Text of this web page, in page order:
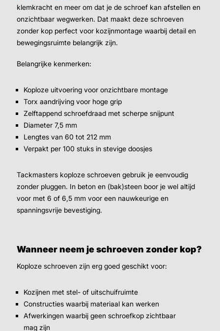
klemkracht en meer om dat je de schroef kan afstellen en
onzichtbaar wegwerken. Dat maakt deze schroeven
zonder kop perfect voor kozijnmontage waarbij detail en
bewegingsruimte belangrijk zijn.
Belangrijke kenmerken:
Koploze uitvoering voor onzichtbare montage
Torx aandrijving voor hoge grip
Zelftappend schroefdraad met scherpe snijpunt
Diameter 7,5 mm
Lengtes van 60 tot 212 mm
Verpakt per 100 stuks in stevige doosjes
Tackmasters koploze schroeven gebruik je eenvoudig
zonder pluggen. In beton en (bak)steen boor je wel altijd
voor met 6 of 6,5 mm voor een nauwkeurige en
spanningsvrije bevestiging.
Wanneer neem je schroeven zonder kop?
Koploze schroeven zijn erg goed geschikt voor:
Kozijnen met stel- of uitschuifruimte
Constructies waarbij materiaal kan werken
Afwerkingen waarbij geen schroefkop zichtbaar
mag zijn